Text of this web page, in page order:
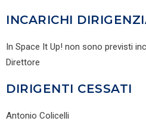
INCARICHI
In Space It Up! non sono previsti
Direttore
DIRIGENTI CESSATI
Antonio Colicelli